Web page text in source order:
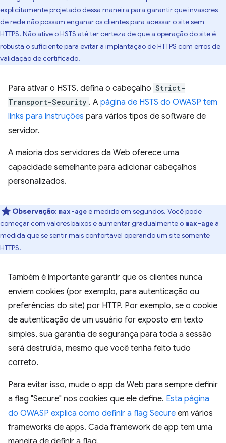
explicitamente projetado dessa maneira para garantir que invasores
de rede não possam enganar os clientes para acessar o site sem
HTTPS. Não ative o HSTS até ter certeza de que a operação do site é
robusta o suficiente para evitar a implantação de HTTPS com erros de
validação de certificado.
Para ativar o HSTS, defina o cabeçalho Strict-
Transport-Security . A página de HSTS do OWASP tem
links para instruções para vários tipos de software de
servidor.
A maioria dos servidores da Web oferece uma
capacidade semelhante para adicionar cabeçalhos
personalizados.
Observação: max-ageé medido em segundos. Você pode
começar com valores baixos e aumentar gradualmente o max-ageà
medida que se sentir mais confortável operando um site somente
HTTPS.
Também é importante garantir que os clientes nunca
enviem cookies (por exemplo, para autenticação ou
preferências do site) por HTTP. Por exemplo, se o cookie
de autenticação de um usuário for exposto em texto
simples, sua garantia de segurança para toda a sessão
será destruída, mesmo que você tenha feito tudo
correto.
Para evitar isso, mude o app da Web para sempre definir
a flag "Secure" nos cookies que ele define. Esta página
do OWASP explica como definir a flag Secure em vários
frameworks de apps. Cada framework de app tem uma